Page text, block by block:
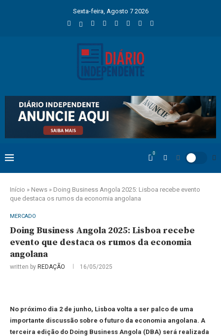
Sexta-feira, Agosto 7 2026
0
Início » News » Doing Business Angola 2025: Lisboa recebe evento
que destaca os rumos da economia angolana
MERCADO
Doing Business Angola 2025: Lisboa recebe
evento que destaca os rumos da economia
angolana
written by REDAÇÃO 16/05/2025
No próximo dia 2 de junho, Lisboa volta a ser palco de uma
importante discussão sobre o futuro da economia angolana. A
terceira edição do Doing Business Angola (DBA) será realizada